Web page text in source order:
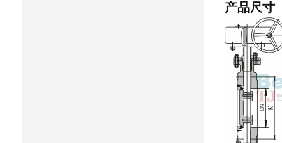
产品尺寸